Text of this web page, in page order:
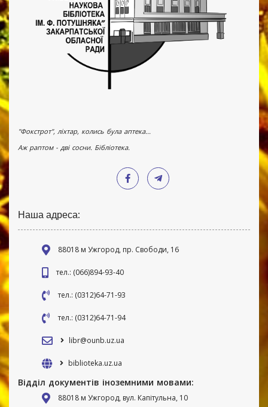
"Фокстрот", ліхтар, колись була аптека...
Аж раптом - дві сосни. Бібліотека.
Наша адреса:
88018 м Ужгород, пр. Свободи, 16
тел.: (066)894-93-40
тел.: (0312)64-71-93
тел.: (0312)64-71-94
libr@ounb.uz.ua
biblioteka.uz.ua
Відділ документів іноземними мовами:
88018 м Ужгород, вул. Капітульна, 10